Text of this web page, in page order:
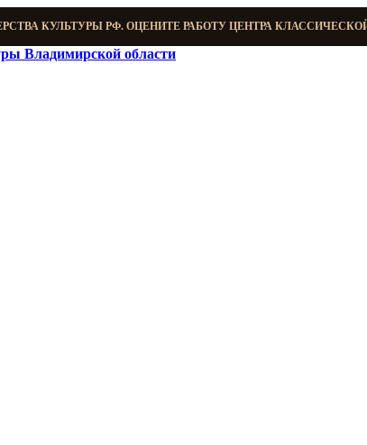
КУЛЬТУРЫ РФ. ОЦЕНИТЕ РАБОТУ ЦЕНТРА
Владимирской области